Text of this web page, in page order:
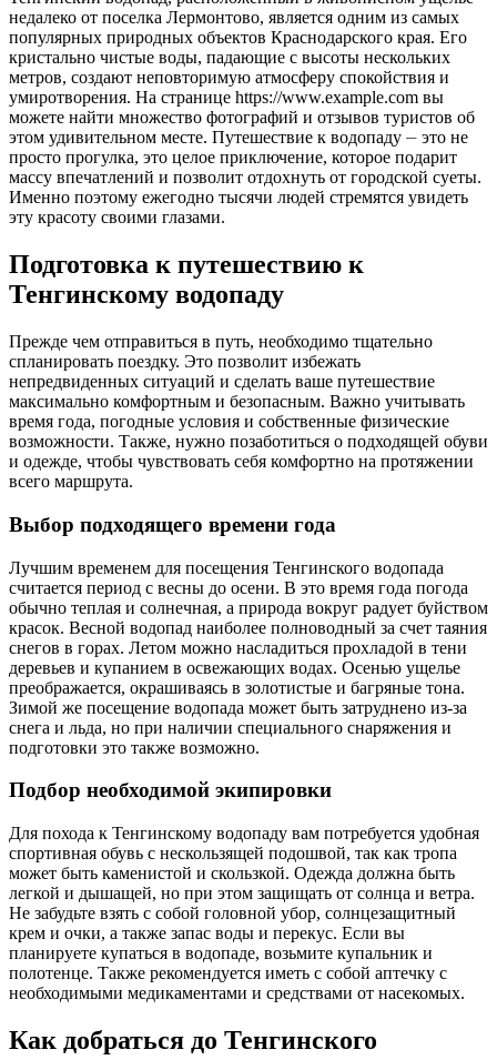
недалеко от поселка Лермонтово, является одним из самых
популярных природных объектов Краснодарского края. Его
кристально чистые воды, падающие с высоты нескольких
метров, создают неповторимую атмосферу спокойствия и
умиротворения. На странице https://www.example.com вы
можете найти множество фотографий и отзывов туристов об
этом удивительном месте. Путешествие к водопаду ⏤ это не
просто прогулка, это целое приключение, которое подарит
массу впечатлений и позволит отдохнуть от городской суеты.
Именно поэтому ежегодно тысячи людей стремятся увидеть
эту красоту своими глазами.
Подготовка к путешествию к
Тенгинскому водопаду
Прежде чем отправиться в путь, необходимо тщательно
спланировать поездку. Это позволит избежать
непредвиденных ситуаций и сделать ваше путешествие
максимально комфортным и безопасным. Важно учитывать
время года, погодные условия и собственные физические
возможности. Также, нужно позаботиться о подходящей обуви
и одежде, чтобы чувствовать себя комфортно на протяжении
всего маршрута.
Выбор подходящего времени года
Лучшим временем для посещения Тенгинского водопада
считается период с весны до осени. В это время года погода
обычно теплая и солнечная, а природа вокруг радует буйством
красок. Весной водопад наиболее полноводный за счет таяния
снегов в горах. Летом можно насладиться прохладой в тени
деревьев и купанием в освежающих водах. Осенью ущелье
преображается, окрашиваясь в золотистые и багряные тона.
Зимой же посещение водопада может быть затруднено из-за
снега и льда, но при наличии специального снаряжения и
подготовки это также возможно.
Подбор необходимой экипировки
Для похода к Тенгинскому водопаду вам потребуется удобная
спортивная обувь с нескользящей подошвой, так как тропа
может быть каменистой и скользкой. Одежда должна быть
легкой и дышащей, но при этом защищать от солнца и ветра.
Не забудьте взять с собой головной убор, солнцезащитный
крем и очки, а также запас воды и перекус. Если вы
планируете купаться в водопаде, возьмите купальник и
полотенце. Также рекомендуется иметь с собой аптечку с
необходимыми медикаментами и средствами от насекомых.
Как добраться до Тенгинского